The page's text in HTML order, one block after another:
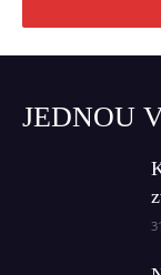
JEDNOU